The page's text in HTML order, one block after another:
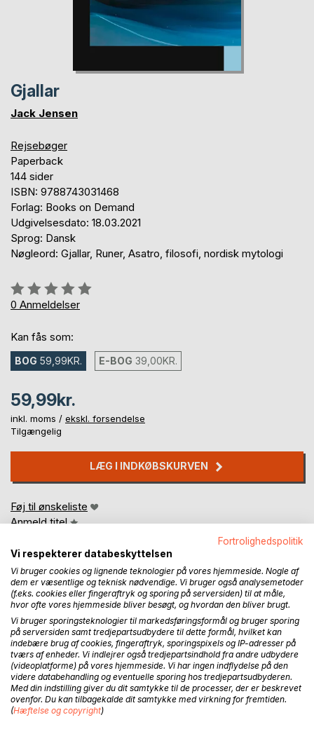
Gjallar
Jack Jensen
Rejsebøger
Paperback
144 sider
ISBN: 9788743031468
Forlag: Books on Demand
Udgivelsesdato: 18.03.2021
Sprog: Dansk
Nøgleord: Gjallar, Runer, Asatro, filosofi, nordisk mytologi
Anmeldelse::
0%
0 Anmeldelser
Kan fås som:
BOG 59,99KR. E-BOG 39,00KR.
59,99kr.
inkl. moms / ekskl. forsendelse
Tilgængelig
LÆG I INDKØBSKURVEN
Føj til ønskeliste
Anmeld titel
BESKRIVELSE
En frit fabulerende og fantasifuld fortælling om forskellige
former for forståelse.
Foruden om min fortolkning af runer og gjallar.
Fortrolighedspolitik
Vi respekterer databeskyttelsen
Vi bruger cookies og lignende teknologier på vores hjemmeside. Nogle af
dem er væsentlige og teknisk nødvendige. Vi bruger også analysemetoder
(f.eks. cookies eller fingeraftryk og sporing på serversiden) til at måle,
hvor ofte vores hjemmeside bliver besøgt, og hvordan den bliver brugt.
Vi bruger sporingsteknologier til markedsføringsformål og bruger sporing
på serversiden samt tredjepartsudbydere til dette formål, hvilket kan
indebære brug af cookies, fingeraftryk, sporingspixels og IP-adresser på
tværs af enheder. Vi indlejrer også tredjepartsindhold fra andre udbydere
(videoplatforme) på vores hjemmeside. Vi har ingen indflydelse på den
videre databehandling og eventuelle sporing hos tredjepartsudbyderen.
Med din indstilling giver du dit samtykke til de processer, der er beskrevet
ovenfor. Du kan tilbagekalde dit samtykke med virkning for fremtiden.
(Hæftelse og copyright)